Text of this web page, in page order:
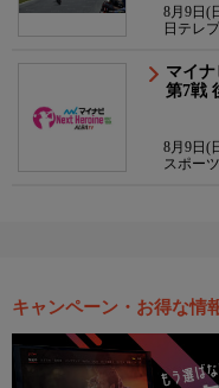
8月9日(
日テレ
マイ
第7戦
8月9日(
スポー
キャンペーン・お得な情